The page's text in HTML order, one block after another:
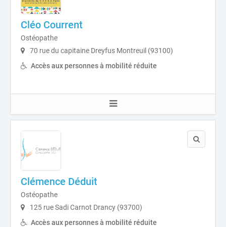
Cléo Courrent
Ostéopathe
70 rue du capitaine Dreyfus Montreuil (93100)
Accès aux personnes à mobilité réduite
Clémence Déduit
Ostéopathe
125 rue Sadi Carnot Drancy (93700)
Accès aux personnes à mobilité réduite